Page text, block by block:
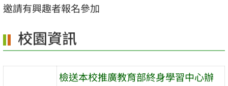
邀請有興趣者報名參加
校園資訊
檢送本校推廣教育部終身學習中心辦